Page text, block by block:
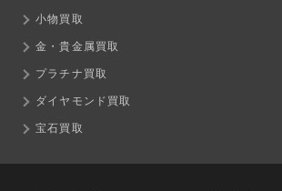
小物買取
金・貴金属買取
プラチナ買取
ダイヤモンド買取
宝石買取